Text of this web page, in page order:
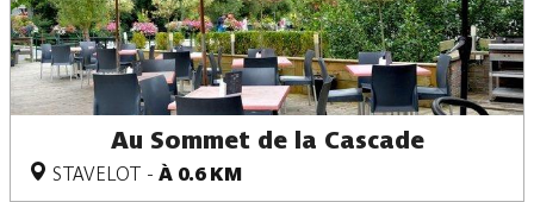
Au Sommet de la Cascade
STAVELOT - À 0.6 KM